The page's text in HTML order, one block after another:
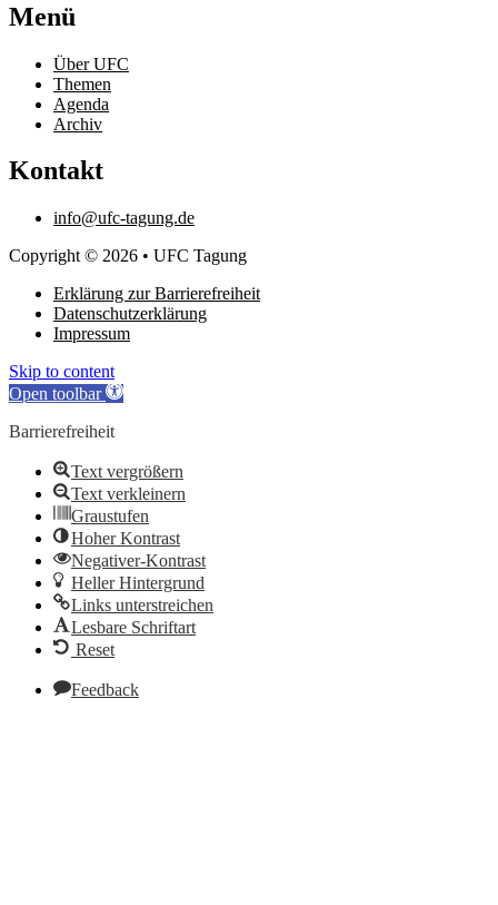
Menü
Über UFC
Themen
Agenda
Archiv
Kontakt
info@ufc-tagung.de
Copyright © 2026 • UFC Tagung
Erklärung zur Barrierefreiheit
Datenschutzerklärung
Impressum
Skip to content
Open toolbar
Barrierefreiheit
Text vergrößern
Text verkleinern
Graustufen
Hoher Kontrast
Negativer-Kontrast
Heller Hintergrund
Links unterstreichen
Lesbare Schriftart
Reset
Feedback